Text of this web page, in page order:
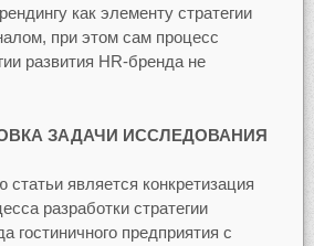
как элементу стратегии
при этом сам процесс
развития HR-бренда не
ЗАДАЧИ ИССЛЕДОВАНИЯ
статьи является конкретизация
разработки стратегии
гостиничного предприятия с